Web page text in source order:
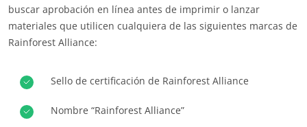
NUESTROS COMPROMISOS RSE
Avanzar con nuestros equipos
buscar aprobación en línea antes de imprimir o lanzar
materiales que utilicen cualquiera de las siguientes marcas de
Rainforest Alliance:
Sello de certificación de Rainforest Alliance
Nombre “Rainforest Alliance”